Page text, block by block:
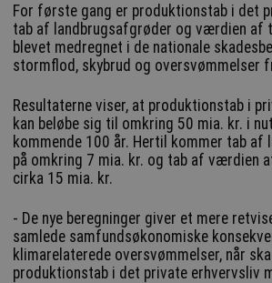
For første gang er produktionstab i det
tab af landbrugsafgrøder og værdien af
blevet medregnet i de nationale
stormflod, skybrud og oversvømmelser
Resultaterne viser, at produktionstab i
kan beløbe sig til omkring 50 mia. kr. i
kommende 100 år. Hertil kommer tab af
på omkring 7 mia. kr. og tab af værdien
cirka 15 mia. kr.
- De nye beregninger giver et mere
samlede samfundsøkonomiske
klimarelaterede oversvømmelser, når
produktionstab i det private erhvervsliv